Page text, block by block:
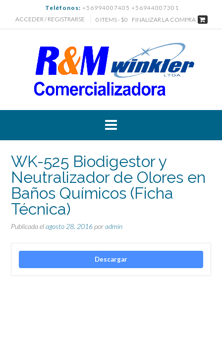
contenido
Teléfonos: +56994007405 +56944007301
ACCEDER / REGISTRARSE
0 ITEMS - $0 FINALIZAR LA COMPRA
WK-525 Biodigestor y
Neutralizador de Olores en
Baños Químicos (Ficha
Técnica)
Publicada elagosto 28, 2016poradmin
Descargar